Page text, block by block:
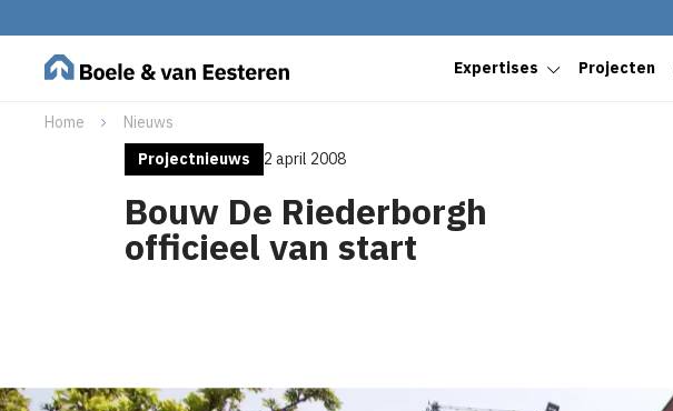
Expertises Projecten
Home
Nieuws
Projectnieuws
2 april 2008
Bouw De Riederborgh
officieel van start